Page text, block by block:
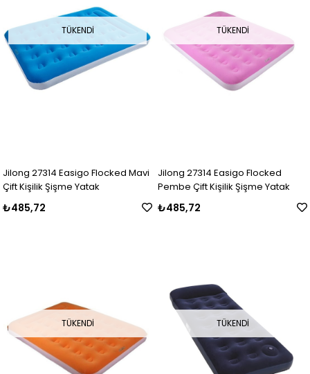
TÜKENDI
Jilong 27314 Easigo Flocked Mavi
Çift Kişilik Şişme Yatak
₺485,72
TÜKENDI
Jilong 27314 Easigo Flocked
Pembe Çift Kişilik Şişme Yatak
₺485,72
TÜKENDI TÜKENDI